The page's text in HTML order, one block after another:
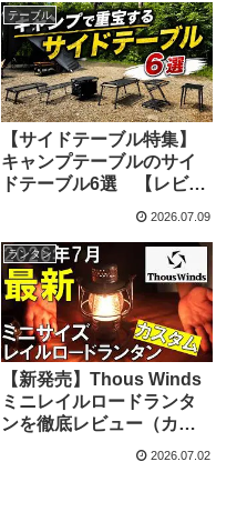
ァンを装備したフルスペ
ックなテントを解説・レ
ビュー SU OUTDOOR
LIFE – スーさんのアウト
ドア ライフ【 SU
OUTDOOR LIFE 】
テーブル
【サイドテーブル特集】
キャンプテーブルのサイ
ドテーブル6選 【レビュ
2026.07.09
ランタン
【新発売】Thous Winds
ミニレイルロードランタ
ンを徹底レビュー（カス
タムも紹介） – MAE
2026.07.02